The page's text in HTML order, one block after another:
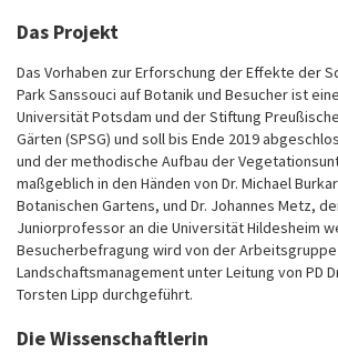
Das Projekt
Das Vorhaben zur Erforschung der Effekte der
Park Sanssouci auf Botanik und Besucher ist
Universität Potsdam und der Stiftung
Gärten (SPSG) und soll bis Ende 2019
und der methodische Aufbau der
maßgeblich in den Händen von Dr. Michael
Botanischen Gartens, und Dr. Johannes Metz,
Juniorprofessor an die Universität Hildesheim
Besucherbefragung wird von der Arbeitsgruppe
Landschaftsmanagement unter Leitung von PD
Torsten Lipp durchgeführt.
Die Wissenschaftlerin